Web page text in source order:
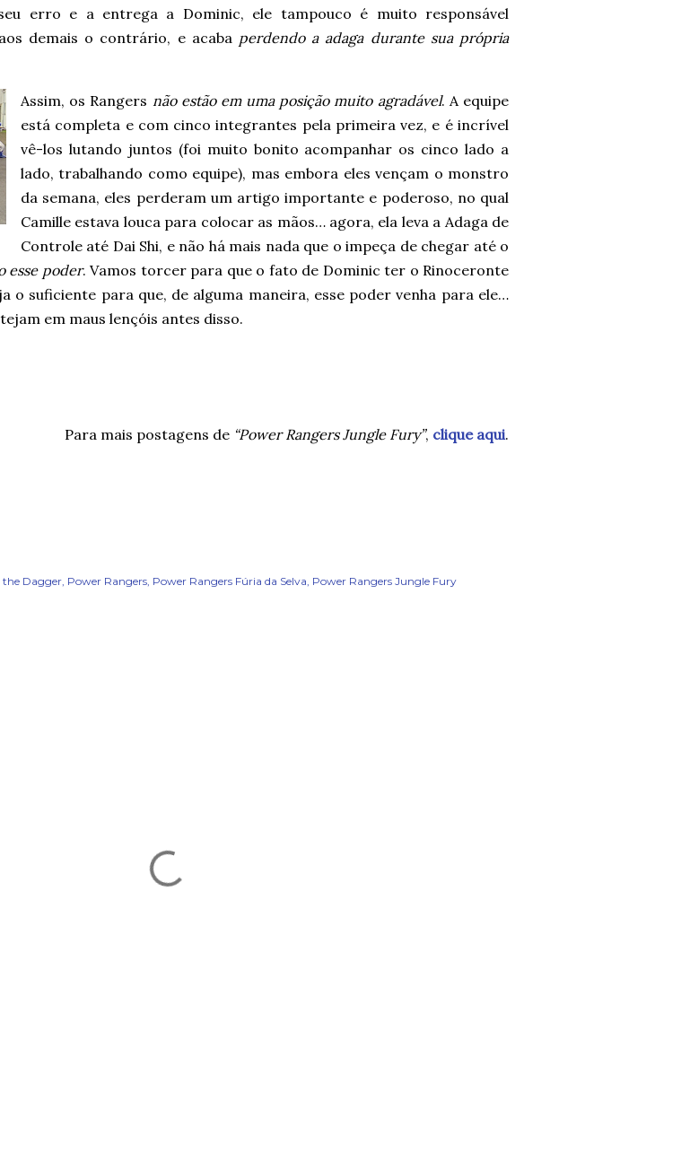
erro e a entrega a Dominic, ele tampouco é muito responsável
demais o contrário, e acaba perdendo a adaga durante sua própria
Assim, os Rangers não estão em uma posição muito agradável. A equipe
está completa e com cinco integrantes pela primeira vez, e é incrível
vê-los lutando juntos (foi muito bonito acompanhar os cinco lado a
lado, trabalhando como equipe), mas embora eles vençam o monstro
da semana, eles perderam um artigo importante e poderoso, no qual
Camille estava louca para colocar as mãos… agora, ela leva a Adaga de
Controle até Dai Shi, e não há mais nada que o impeça de chegar até o
esse poder. Vamos torcer para que o fato de Dominic ter o Rinoceronte
o suficiente para que, de alguma maneira, esse poder venha para ele…
em maus lençóis antes disso.
Para mais postagens de “Power Rangers Jungle Fury”, clique aqui.
the Dagger Power Rangers Power Rangers Fúria da Selva Power Rangers Jungle Fury